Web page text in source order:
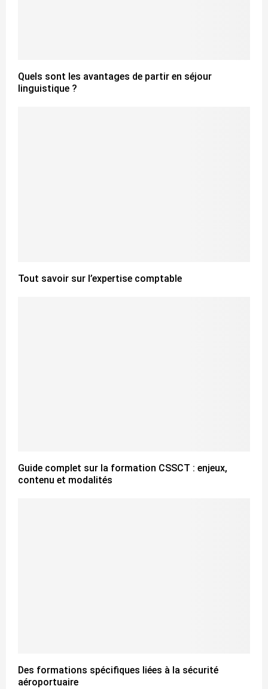
Quels sont les avantages de partir en séjour
linguistique ?
Tout savoir sur l’expertise comptable
Guide complet sur la formation CSSCT : enjeux,
contenu et modalités
Des formations spécifiques liées à la sécurité
aéroportuaire